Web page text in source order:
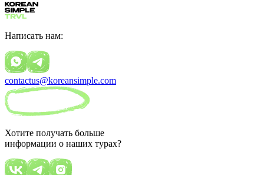
Написать нам:
contactus@koreansimple.com
Хотите получать больше
информации о наших турах?